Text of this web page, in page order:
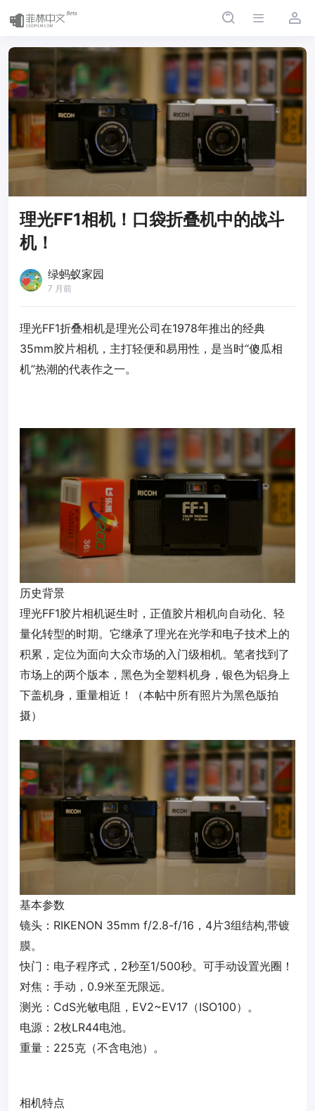
理光FF1相机！口袋折叠机中的战斗
机！
绿蚂蚁家园
7 月前
理光FF1折叠相机是理光公司在1978年推出的经典
35mm胶片相机，主打轻便和易用性，是当时“傻瓜相
机”热潮的代表作之一。
历史背景‌
理光FF1胶片相机诞生时，正值胶片相机向自动化、轻
量化转型的时期。它继承了理光在光学和电子技术上的
积累，定位为面向大众市场的入门级相机。笔者找到了
市场上的两个版本，黑色为全塑料机身，银色为铝身上
下盖机身，重量相近！（本帖中所有照片为黑色版拍
摄）
‌基本参数‌
‌镜头‌：RIKENON 35mm f/2.8-f/16，4片3组结构,带镀
膜。
‌快门‌：电子程序式，2秒至1/500秒。可手动设置光圈！
‌对焦‌：手动，0.9米至无限远。
‌测光‌：CdS光敏电阻，EV2~EV17（ISO100）。
‌电源‌：2枚LR44电池。
‌重量‌：225克（不含电池）。
相机特点‌